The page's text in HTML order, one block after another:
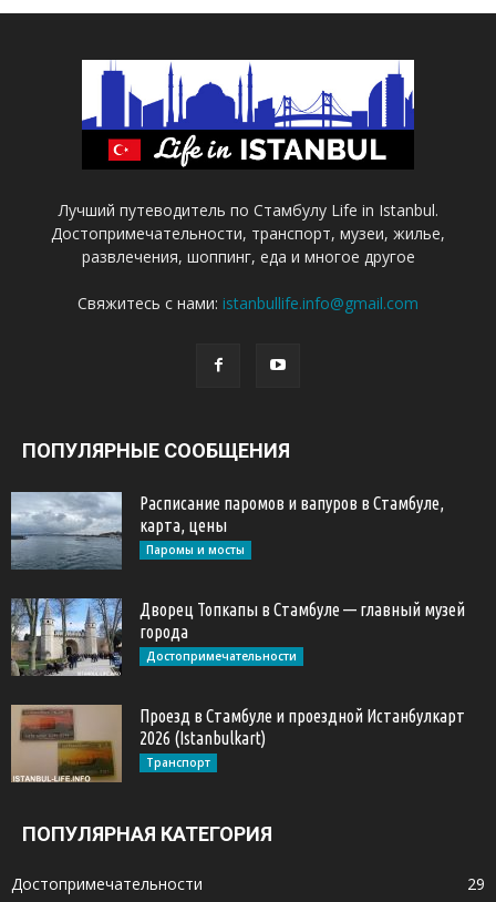
Лучший путеводитель по Стамбулу Life in Istanbul.
Достопримечательности, транспорт, музеи, жилье,
развлечения, шоппинг, еда и многое другое
Свяжитесь с нами: istanbullife.info@gmail.com
ПОПУЛЯРНЫЕ СООБЩЕНИЯ
Расписание паромов и вапуров в Стамбуле,
карта, цены
Паромы и мосты
Дворец Топкапы в Стамбуле — главный музей
города
Достопримечательности
Проезд в Стамбуле и проездной Истанбулкарт
2026 (Istanbulkart)
Транспорт
ПОПУЛЯРНАЯ КАТЕГОРИЯ
Достопримечательности 29